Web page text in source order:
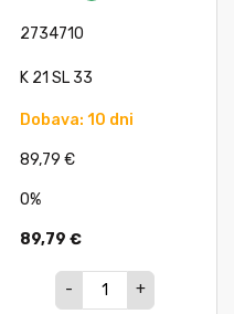
2734710
K 21 SL 33
Dobava: 10 dni
89,79 €
0%
89,79 €
- +